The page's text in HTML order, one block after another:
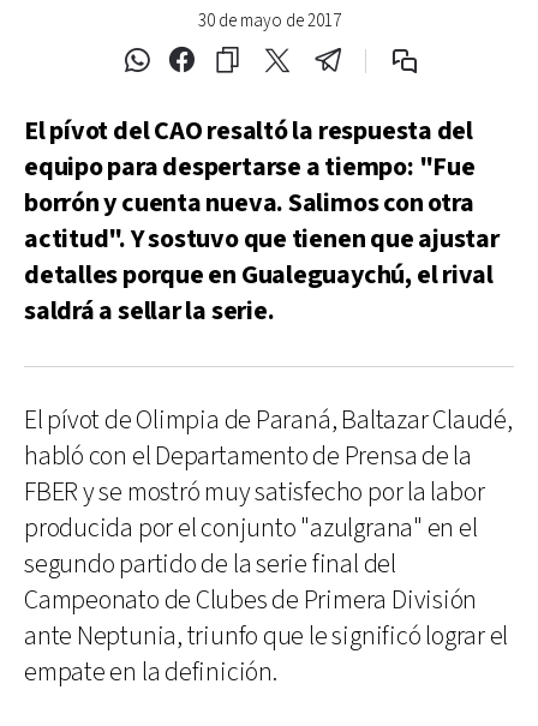
30 de mayo de 2017
El pívot del CAO resaltó la respuesta del
equipo para despertarse a tiempo: "Fue
borrón y cuenta nueva. Salimos con otra
actitud". Y sostuvo que tienen que ajustar
detalles porque en Gualeguaychú, el rival
saldrá a sellar la serie.
El pívot de Olimpia de Paraná, Baltazar Claudé,
habló con el Departamento de Prensa de la
FBER y se mostró muy satisfecho por la labor
producida por el conjunto "azulgrana" en el
segundo partido de la serie final del
Campeonato de Clubes de Primera División
ante Neptunia, triunfo que le significó lograr el
empate en la definición.